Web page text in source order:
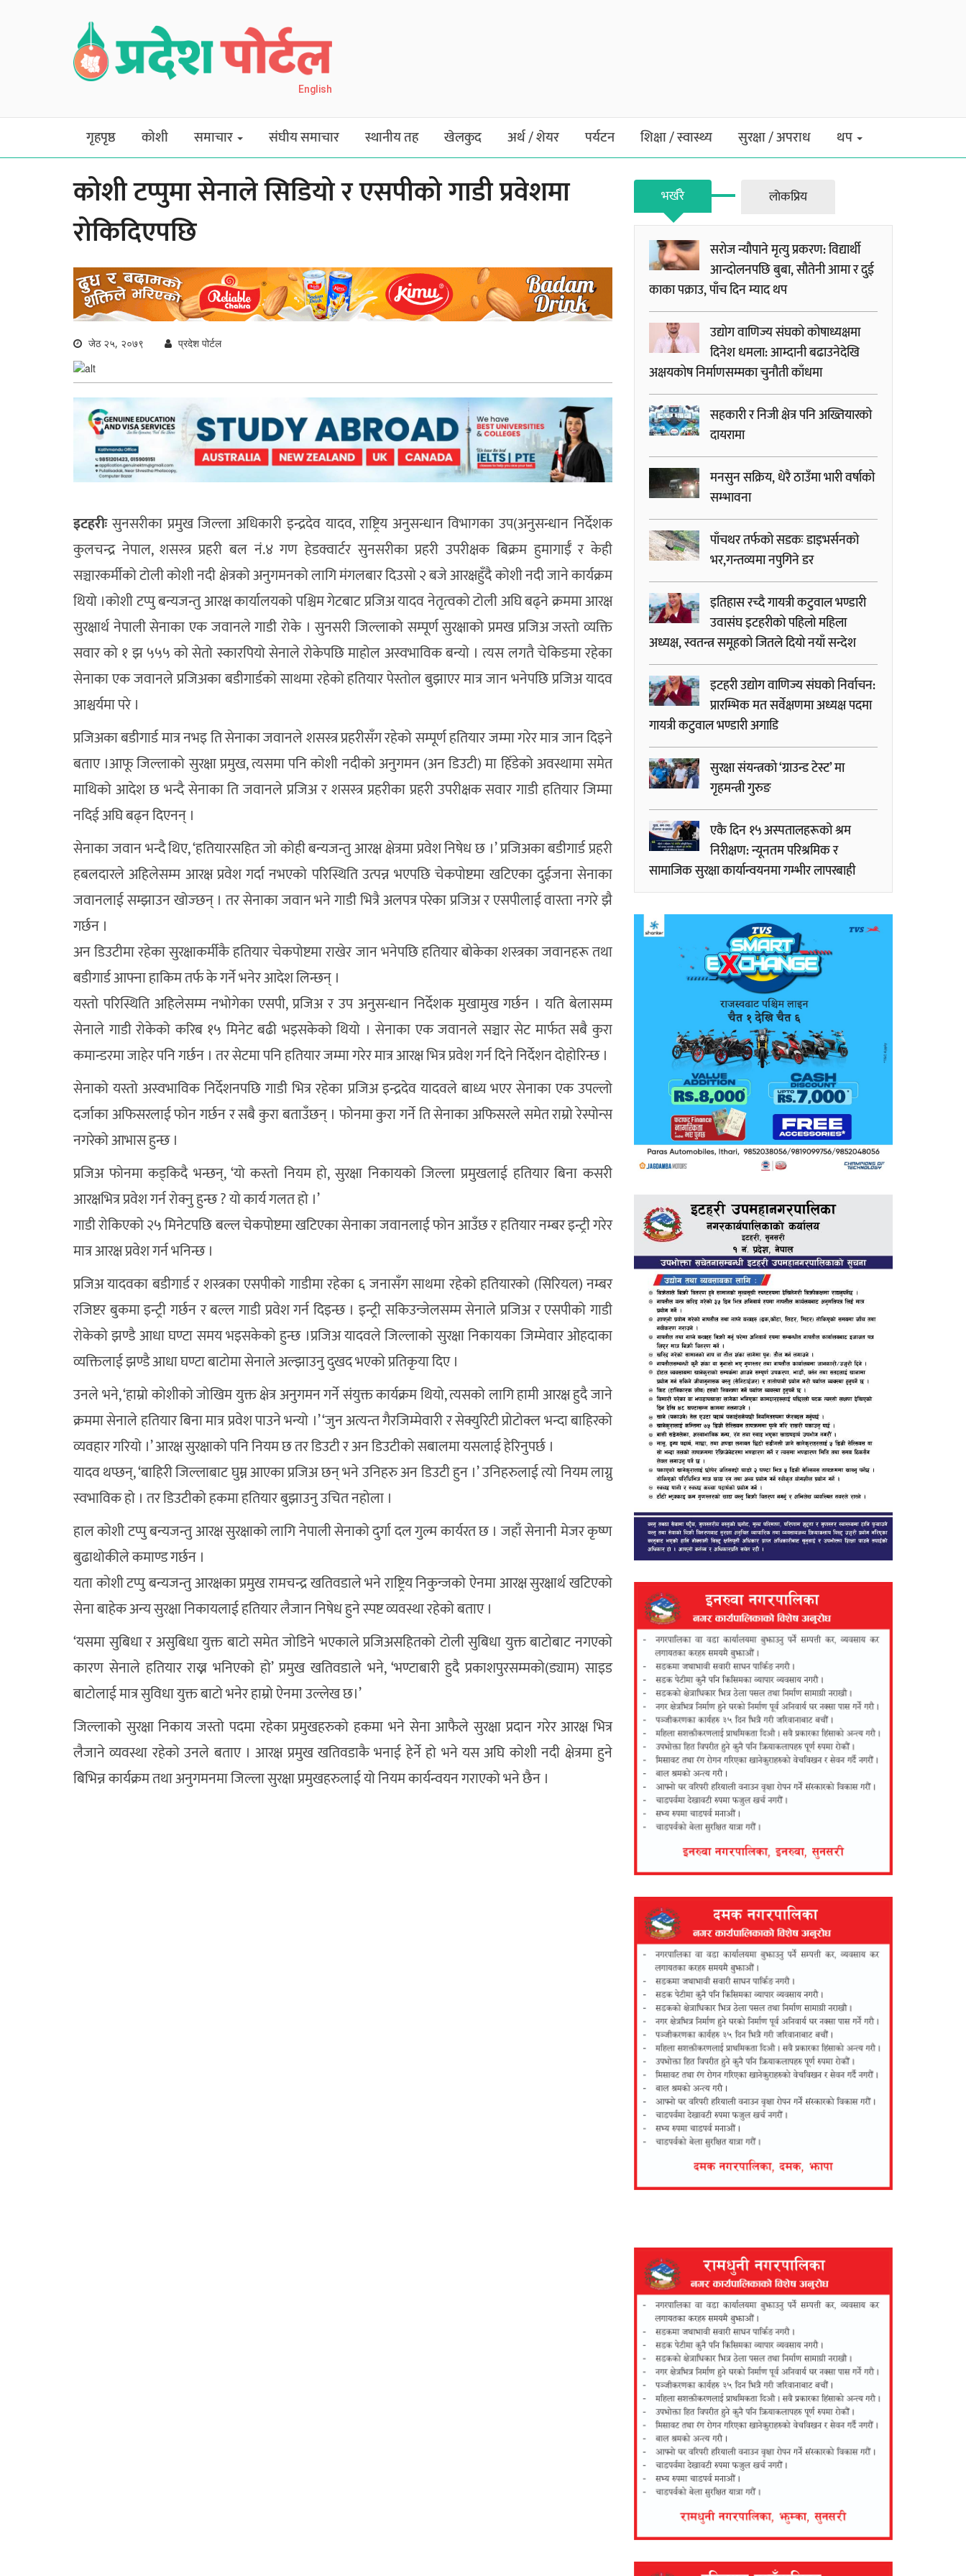
English
गृहपृष्ठ कोशी समाचार संघीय समाचार स्थानीय तह खेलकुद अर्थ / शेयर पर्यटन शिक्षा / स्वास्थ्य सुरक्षा / अपराध थप
कोशी टप्पुमा सेनाले सिडियो र एसपीको गाडी प्रवेशमा
रोकिदिएपछि
जेठ २५, २०७९ प्रदेश पोर्टल
इटहरीःसुनसरीका प्रमुख जिल्ला अधिकारी इन्द्रदेव यादव, राष्ट्रिय अनुसन्धान विभागका उप(अनुसन्धान निर्देशक
कुलचन्द्र नेपाल, शसस्त्र प्रहरी बल नं.४ गण हेडक्वार्टर सुनसरीका प्रहरी उपरीक्षक बिक्रम हुमागाईँ र केही
सञ्चारकर्मीको टोली कोशी नदी क्षेत्रको अनुगमनको लागि मंगलबार दिउसो २ बजे आरक्षहुँदै कोशी नदी जाने कार्यक्रम
थियो ।कोशी टप्पु बन्यजन्तु आरक्ष कार्यालयको पश्चिम गेटबाट प्रजिअ यादव नेतृत्वको टोली अघि बढ्ने क्रममा आरक्ष
सुरक्षार्थ नेपाली सेनाका एक जवानले गाडी रोके । सुनसरी जिल्लाको सम्पूर्ण सुरक्षाको प्रमख प्रजिअ जस्तो व्यक्ति
सवार को १ झ ५५५ को सेतो स्कारपियो सेनाले रोकेपछि माहोल अस्वभाविक बन्यो । त्यस लगतै चेकिङमा रहेका
सेनाका एक जवानले प्रजिअका बडीगार्डको साथमा रहेको हतियार पेस्तोल बुझाएर मात्र जान भनेपछि प्रजिअ यादव
आश्चर्यमा परे ।
प्रजिअका बडीगार्ड मात्र नभइ ति सेनाका जवानले शसस्त्र प्रहरीसँग रहेको सम्पूर्ण हतियार जम्मा गरेर मात्र जान दिइने
बताए ।आफू जिल्लाको सुरक्षा प्रमुख, त्यसमा पनि कोशी नदीको अनुगमन (अन डिउटी) मा हिँडेको अवस्थामा समेत
माथिको आदेश छ भन्दै सेनाका ति जवानले प्रजिअ र शसस्त्र प्रहरीका प्रहरी उपरीक्षक सवार गाडी हतियार जिम्मा
नदिई अघि बढ्न दिएनन् ।
सेनाका जवान भन्दै थिए, ‘हतियारसहित जो कोही बन्यजन्तु आरक्ष क्षेत्रमा प्रवेश निषेध छ ।’ प्रजिअका बडीगार्ड प्रहरी
हबलदारले अहिलेसम्म आरक्ष प्रवेश गर्दा नभएको परिस्थिति उत्पन्न भएपछि चेकपोष्टमा खटिएका दुईजना सेनाका
जवानलाई सम्झाउन खोज्छन् । तर सेनाका जवान भने गाडी भित्रै अलपत्र परेका प्रजिअ र एसपीलाई वास्ता नगरे झै
गर्छन ।
अन डिउटीमा रहेका सुरक्षाकर्मीकै हतियार चेकपोष्टमा राखेर जान भनेपछि हतियार बोकेका शस्त्रका जवानहरू तथा
बडीगार्ड आफ्ना हाकिम तर्फ के गर्ने भनेर आदेश लिन्छन् ।
यस्तो परिस्थिति अहिलेसम्म नभोगेका एसपी, प्रजिअ र उप अनुसन्धान निर्देशक मुखामुख गर्छन । यति बेलासम्म
सेनाले गाडी रोकेको करिब १५ मिनेट बढी भइसकेको थियो । सेनाका एक जवानले सञ्चार सेट मार्फत सबै कुरा
कमान्डरमा जाहेर पनि गर्छन । तर सेटमा पनि हतियार जम्मा गरेर मात्र आरक्ष भित्र प्रवेश गर्न दिने निर्देशन दोहोरिन्छ ।
सेनाको यस्तो अस्वभाविक निर्देशनपछि गाडी भित्र रहेका प्रजिअ इन्द्रदेव यादवले बाध्य भएर सेनाका एक उपल्लो
दर्जाका अफिसरलाई फोन गर्छन र सबै कुरा बताउँछन् । फोनमा कुरा गर्ने ति सेनाका अफिसरले समेत राम्रो रेस्पोन्स
नगरेको आभास हुन्छ ।
प्रजिअ फोनमा कड्किदै भन्छन्, ‘यो कस्तो नियम हो, सुरक्षा निकायको जिल्ला प्रमुखलाई हतियार बिना कसरी
आरक्षभित्र प्रवेश गर्न रोक्नु हुन्छ ? यो कार्य गलत हो ।’
गाडी रोकिएको २५ मिनेटपछि बल्ल चेकपोष्टमा खटिएका सेनाका जवानलाई फोन आउँछ र हतियार नम्बर इन्ट्री गरेर
मात्र आरक्ष प्रवेश गर्न भनिन्छ ।
प्रजिअ यादवका बडीगार्ड र शस्त्रका एसपीको गाडीमा रहेका ६ जनासँग साथमा रहेको हतियारको (सिरियल) नम्बर
रजिष्टर बुकमा इन्ट्री गर्छन र बल्ल गाडी प्रवेश गर्न दिइन्छ । इन्ट्री सकिउन्जेलसम्म सेनाले प्रजिअ र एसपीको गाडी
रोकेको झण्डै आधा घण्टा समय भइसकेको हुन्छ ।प्रजिअ यादवले जिल्लाको सुरक्षा निकायका जिम्मेवार ओहदाका
व्यक्तिलाई झण्डै आधा घण्टा बाटोमा सेनाले अल्झाउनु दुखद भएको प्रतिकृया दिए ।
उनले भने, ‘हाम्रो कोशीको जोखिम युक्त क्षेत्र अनुगमन गर्ने संयुक्त कार्यक्रम थियो, त्यसको लागि हामी आरक्ष हुदै जाने
क्रममा सेनाले हतियार बिना मात्र प्रवेश पाउने भन्यो ।’ ‘जुन अत्यन्त गैरजिम्मेवारी र सेक्युरिटी प्रोटोक्ल भन्दा बाहिरको
व्यवहार गरियो ।’ आरक्ष सुरक्षाको पनि नियम छ तर डिउटी र अन डिउटीको सबालमा यसलाई हेरिनुपर्छ ।
यादव थप्छन्, ‘बाहिरी जिल्लाबाट घुम्न आएका प्रजिअ छन् भने उनिहरु अन डिउटी हुन ।’ उनिहरुलाई त्यो नियम लाग्नु
स्वभाविक हो । तर डिउटीको हकमा हतियार बुझाउनु उचित नहोला ।
हाल कोशी टप्पु बन्यजन्तु आरक्ष सुरक्षाको लागि नेपाली सेनाको दुर्गा दल गुल्म कार्यरत छ । जहाँ सेनानी मेजर कृष्ण
बुढाथोकीले कमाण्ड गर्छन ।
यता कोशी टप्पु बन्यजन्तु आरक्षका प्रमुख रामचन्द्र खतिवडाले भने राष्ट्रिय निकुन्जको ऐनमा आरक्ष सुरक्षार्थ खटिएको
सेना बाहेक अन्य सुरक्षा निकायलाई हतियार लैजान निषेध हुने स्पष्ट व्यवस्था रहेको बताए ।
‘यसमा सुबिधा र असुबिधा युक्त बाटो समेत जोडिने भएकाले प्रजिअसहितको टोली सुबिधा युक्त बाटोबाट नगएको
कारण सेनाले हतियार राख्न भनिएको हो’ प्रमुख खतिवडाले भने, ‘भण्टाबारी हुदै प्रकाशपुरसम्मको(ड्याम) साइड
बाटोलाई मात्र सुविधा युक्त बाटो भनेर हाम्रो ऐनमा उल्लेख छ।’
जिल्लाको सुरक्षा निकाय जस्तो पदमा रहेका प्रमुखहरुको हकमा भने सेना आफैले सुरक्षा प्रदान गरेर आरक्ष भित्र
लैजाने व्यवस्था रहेको उनले बताए । आरक्ष प्रमुख खतिवडाकै भनाई हेर्ने हो भने यस अघि कोशी नदी क्षेत्रमा हुने
बिभिन्न कार्यक्रम तथा अनुगमनमा जिल्ला सुरक्षा प्रमुखहरुलाई यो नियम कार्यन्वयन गराएको भने छैन ।
भर्खरै लाेकप्रिय
सरोज न्यौपाने मृत्यु प्रकरण: विद्यार्थी
आन्दोलनपछि बुबा, सौतेनी आमा र दुई
काका पक्राउ, पाँच दिन म्याद थप
उद्योग वाणिज्य संघको कोषाध्यक्षमा
दिनेश धमला: आम्दानी बढाउनेदेखि
अक्षयकोष निर्माणसम्मका चुनौती काँधमा
सहकारी र निजी क्षेत्र पनि अख्तियारको
दायरामा
मनसुन सक्रिय, धेरै ठाउँमा भारी वर्षाको
सम्भावना
पाँचथर तर्फको सडकः डाइभर्सनको
भर,गन्तव्यमा नपुगिने डर
इतिहास रच्दै गायत्री कटुवाल भण्डारी
उवासंघ इटहरीको पहिलो महिला
अध्यक्ष, स्वतन्त्र समूहको जितले दियो नयाँ सन्देश
इटहरी उद्योग वाणिज्य संघको निर्वाचन:
प्रारम्भिक मत सर्वेक्षणमा अध्यक्ष पदमा
गायत्री कटुवाल भण्डारी अगाडि
सुरक्षा संयन्त्रको ‘ग्राउन्ड टेस्ट’ मा
गृहमन्त्री गुरुङ
एकै दिन १५ अस्पतालहरूको श्रम
निरीक्षण: न्यूनतम परिश्रमिक र
सामाजिक सुरक्षा कार्यान्वयनमा गम्भीर लापरबाही